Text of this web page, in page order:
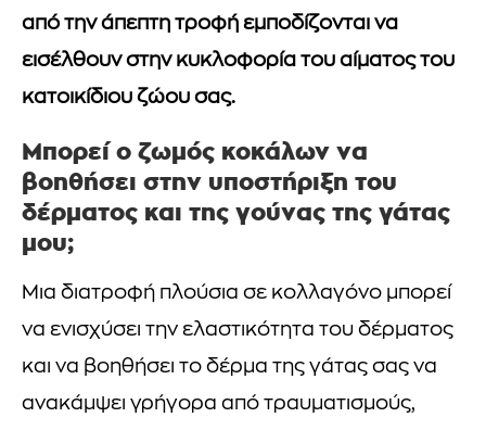
από την άπεπτη τροφή εμποδίζονται να
εισέλθουν στην κυκλοφορία του αίματος του
κατοικίδιου ζώου σας.
Μπορεί ο ζωμός κοκάλων να
βοηθήσει στην υποστήριξη του
δέρματος και της γούνας της γάτας
μου;
Μια διατροφή πλούσια σε κολλαγόνο μπορεί
να ενισχύσει την ελαστικότητα του δέρματος
και να βοηθήσει το δέρμα της γάτας σας να
ανακάμψει γρήγορα από τραυματισμούς,